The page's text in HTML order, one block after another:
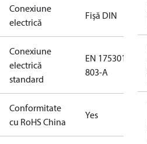
Conexiune
electrică
Fişă DIN
Conexiune
electrică
standard
EN 175301-
803-A
Conformitate
cu RoHS China
Yes